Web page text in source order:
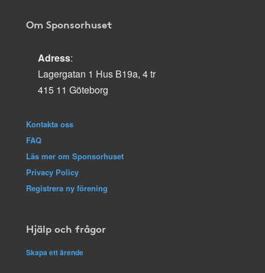
Om Sponsorhuset
Adress:
Lagergatan 1 Hus B19a, 4 tr
415 11 Göteborg
Kontakta oss
FAQ
Läs mer om Sponsorhuset
Privacy Policy
Registrera ny förening
Hjälp och frågor
Skapa ett ärende